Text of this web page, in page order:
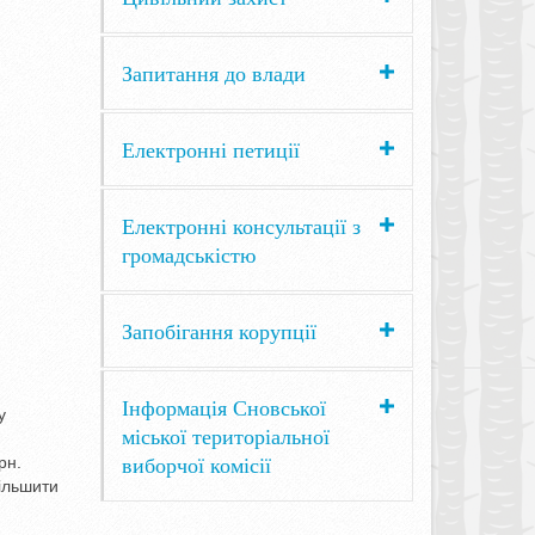
Запитання до влади
Електронні петиції
Електронні консультації з
громадськістю
Запобігання корупції
Інформація Сновської
міської територіальної
виборчої комісії